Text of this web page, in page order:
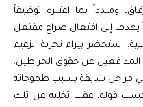
ومندداً بما اعتبره توظيفاً
استحضر بيرام تجربة الزعيم
المدافعين عن حقوق الحراطين.
في مراحل سابقة بسبب طموحاته
حسب قوله، عقب تخليه عن تلك